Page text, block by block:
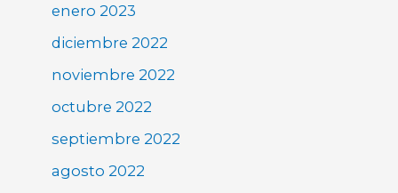
enero 2023
diciembre 2022
noviembre 2022
octubre 2022
septiembre 2022
agosto 2022